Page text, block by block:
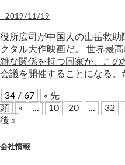
2019/11/19
役所広司が中国人の山岳救
クタル大作映画だ。 世界最
雑な関係を持つ国家が、こ
会議を開催することになる
34 / 67
« 先
頭
« ... 10 20 ... 32
後 »
会社情報